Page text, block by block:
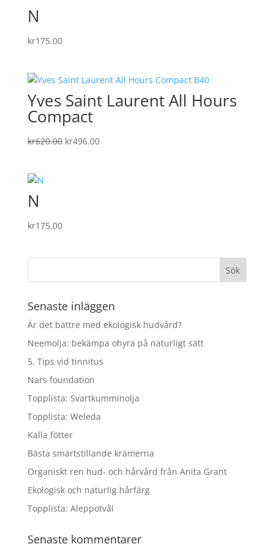
N
kr175.00
Yves Saint Laurent All Hours
Compact
kr620.00 Det
kr496.00Det
N
kr175.00
Senaste inläggen
Är det bättre med ekologisk hudvård?
Neemolja: bekämpa ohyra på naturligt sätt
5. Tips vid tinnitus
Nars foundation
Topplista: Svartkumminolja
Topplista: Weleda
Kalla fötter
Bästa smärtstillande krämerna
Organiskt ren hud- och hårvård från Anita Grant
Ekologisk och naturlig hårfärg
Topplista: Aleppotvål
Senaste kommentarer